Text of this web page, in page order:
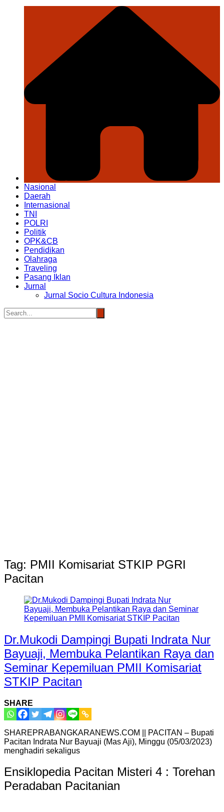
Nasional
Daerah
Internasional
TNI
POLRI
Politik
OPK&CB
Pendidikan
Olahraga
Traveling
Pasang Iklan
Jurnal
Jurnal Socio Cultura Indonesia
Tag: PMII Komisariat STKIP PGRI
Pacitan
Dr.Mukodi Dampingi Bupati Indrata Nur
Bayuaji, Membuka Pelantikan Raya dan
Seminar Kepemiluan PMII Komisariat
STKIP Pacitan
SHARE
SHAREPRABANGKARANEWS.COM || PACITAN – Bupati
Pacitan Indrata Nur Bayuaji (Mas Aji), Minggu (05/03/2023)
menghadiri sekaligus
Ensiklopedia Pacitan Misteri 4 : Torehan
Peradaban Pacitanian